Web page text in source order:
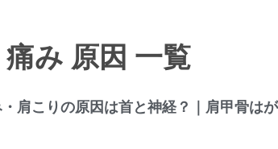
み 原因 一覧
・肩こりの原因は首と神経？｜肩甲骨は